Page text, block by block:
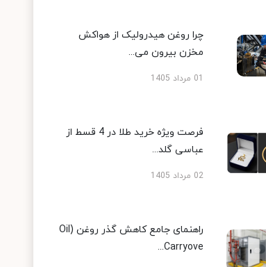
چرا روغن هیدرولیک از هواکش
مخزن بیرون می...
01 مرداد 1405
فرصت ویژه خرید طلا در 4 قسط از
عباسی گلد...
02 مرداد 1405
راهنمای جامع کاهش گذر روغن (Oil
Carryove...